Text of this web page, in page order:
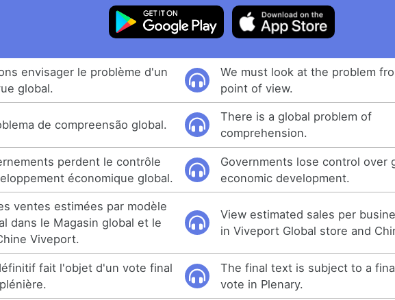
envisager le problème d'un
global.
We must look at the problem
point of view.
de compreensão global.
There is a global problem of
comprehension.
perdent le contrôle
économique global.
Governments lose control over
economic development.
ventes estimées par modèle
dans le Magasin global et le
Viveport.
View estimated sales per
in Viveport Global store and
fait l'objet d'un vote final
The final text is subject to a
vote in Plenary.